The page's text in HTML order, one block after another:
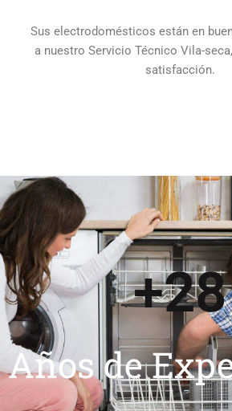
Sus electrodomésticos están en
a nuestro Servicio Técnico Vila-
satisfacción.
Años de
+28